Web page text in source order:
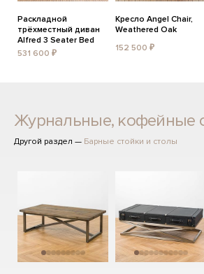
Раскладной
трёхместный диван
Alfred 3 Seater Bed
531 600 ₽
Кресло Angel Chair,
Weathered Oak
152 500 ₽
Журнальные, кофейные
Другой раздел — Барные стойки и столы